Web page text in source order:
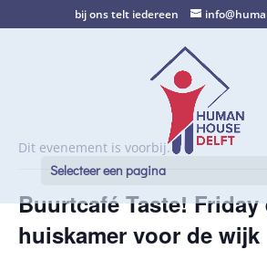
bij ons telt iedereen
Selecteer een pagina
Dit evenement is voorbij.
Buurtcafé Taste! Friday
huiskamer voor de wijk